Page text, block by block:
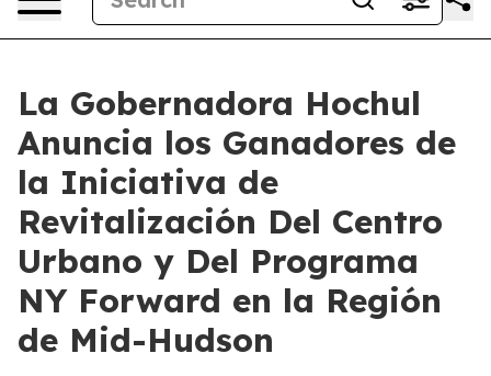
La Gobernadora Hochul
Anuncia los Ganadores de
la Iniciativa de
Revitalización Del Centro
Urbano y Del Programa
NY Forward en la Región
de Mid-Hudson